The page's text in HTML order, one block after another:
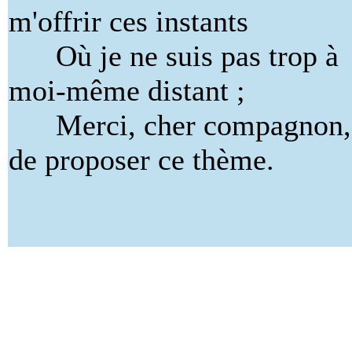
m'offrir ces instants
Où je ne suis pas trop à
moi-même distant ;
Merci, cher compagnon,
de proposer ce thème.